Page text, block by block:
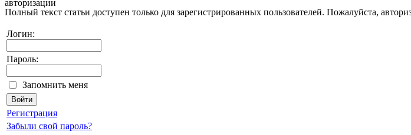
Полный текст статьи доступен только для зарегистрированных пользователей. Пожалуйста,
Логин:
Пароль:
Запомнить меня
Регистрация
Забыли свой пароль?